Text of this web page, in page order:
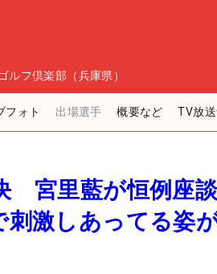
ルフ倶楽部（兵庫県）
フォト 出場選手 概要など TV放
宮里藍が恒例座
激しあってる姿